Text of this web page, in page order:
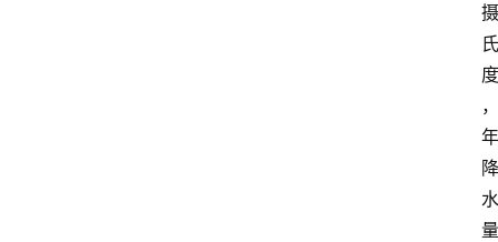
摄
氏
度
，
年
降
水
量